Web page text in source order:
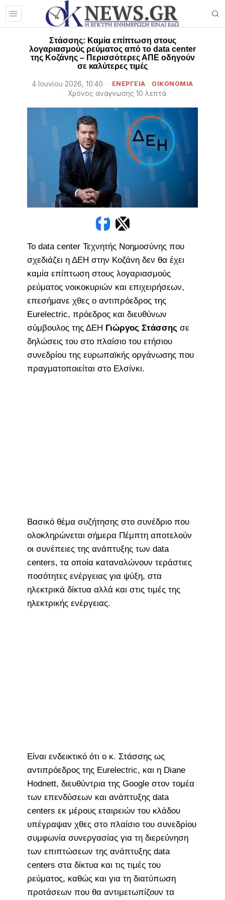
Στάσσης: Καμία επίπτωση στους
λογαριασμούς ρεύματος από το data center
της Κοζάνης – Περισσότερες ΑΠΕ οδηγούν
σε καλύτερες τιμές
4 Ιουνίου 2026, 10:40 ΕΝΕΡΓΕΙΑ · ΟΙΚΟΝΟΜΙΑ
Χρόνος ανάγνωσης 10 λεπτά
Το data center Τεχνητής Νοημοσύνης που
σχεδιάζει η ΔΕΗ στην Κοζάνη δεν θα έχει
καμία επίπτωση στους λογαριασμούς
ρεύματος νοικοκυριών και επιχειρήσεων,
επεσήμανε χθες ο αντιπρόεδρος της
Eurelectric, πρόεδρος και διευθύνων
σύμβουλος της ΔΕΗ Γιώργος Στάσσης σε
δηλώσεις του στο πλαίσιο του ετήσιου
συνεδρίου της ευρωπαϊκής οργάνωσης που
πραγματοποιείται στο Ελσίνκι.
Βασικό θέμα συζήτησης στο συνέδριο που
ολοκληρώνεται σήμερα Πέμπτη αποτελούν
οι συνέπειες της ανάπτυξης των data
centers, τα οποία καταναλώνουν τεράστιες
ποσότητες ενέργειας για ψύξη, στα
ηλεκτρικά δίκτυα αλλά και στις τιμές της
ηλεκτρικής ενέργειας.
Είναι ενδεικτικό ότι ο κ. Στάσσης ως
αντιπρόεδρος της Eurelectric, και η Diane
Hodnett, διευθύντρια της Google στον τομέα
των επενδύσεων και ανάπτυξης data
centers εκ μέρους εταιρειών του κλάδου
υπέγραψαν χθες στο πλαίσιο του συνεδρίου
συμφωνία συνεργασίας για τη διερεύνηση
των επιπτώσεων της ανάπτυξης data
centers στα δίκτυα και τις τιμές του
ρεύματος, καθώς και για τη διατύπωση
προτάσεων που θα αντιμετωπίζουν τα